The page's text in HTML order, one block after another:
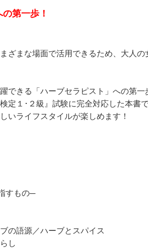
第一歩！
ざまな場面で活用できるため、大人
できる「ハーブセラピスト」への第
定１･２級』試験に完全対応した本書
いライフスタイルが楽しめます！
すもの─
語源／ハーブとスパイス
し